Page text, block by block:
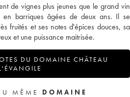
de vignes plus jeunes que le grand vin
barriques âgées de deux ans. Il se
fruités et ses notes d'épices douces, sa
et une puissance maitrisée.
DU DOMAINE CHÂTEAU
MÊME DOMAINE